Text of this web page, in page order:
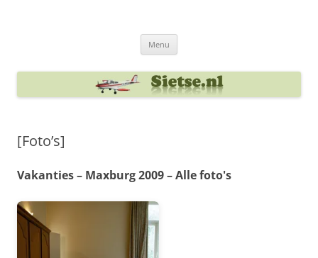
Menu
[Foto’s]
Vakanties – Maxburg 2009 – Alle foto's